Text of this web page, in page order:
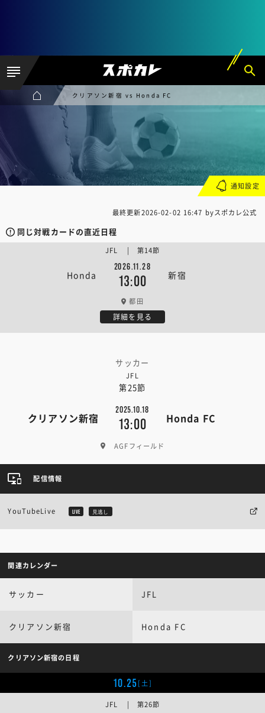
クリアソン新宿 vs Honda FC
最終更新2026-02-02 16:47 byスポカレ公式
同じ対戦カードの直近日程
Honda
2026.11.28
13:00 新宿
JFL | 第14節
都田
詳細を見る
サッカー
JFL
第25節
クリアソン新宿
2025.10.18
13:00 Honda FC
AGFフィールド
通知設定
配信情報
YouTubeLive LIVE 見逃し
関連カレンダー
サッカー JFL
クリアソン新宿 Honda FC
クリアソン新宿の日程
10.25[土]
JFL | 第26節